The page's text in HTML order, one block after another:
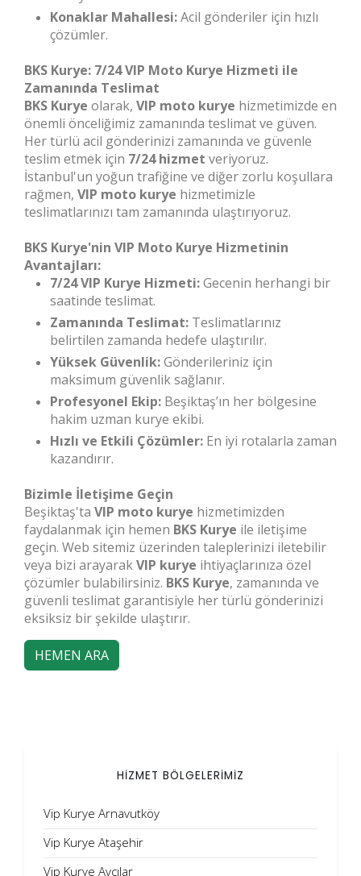
Konaklar Mahallesi:Acil gönderiler için hızlı
çözümler.
BKS Kurye: 7/24 VIP Moto Kurye Hizmeti ile
Zamanında Teslimat
BKS Kurye olarak, VIP moto kurye hizmetimizde en
önemli önceliğimiz zamanında teslimat ve güven.
Her türlü acil gönderinizi zamanında ve güvenle
teslim etmek için 7/24 hizmet veriyoruz.
İstanbul'un yoğun trafiğine ve diğer zorlu koşullara
rağmen, VIP moto kurye hizmetimizle
teslimatlarınızı tam zamanında ulaştırıyoruz.
BKS Kurye'nin VIP Moto Kurye Hizmetinin
Avantajları:
7/24 VIP Kurye Hizmeti:Gecenin herhangi bir
saatinde teslimat.
Zamanında Teslimat: Teslimatlarınız
belirtilen zamanda hedefe ulaştırılır.
Yüksek Güvenlik:Gönderileriniz için
maksimum güvenlik sağlanır.
Profesyonel Ekip: Beşiktaş’ın her bölgesine
hakim uzman kurye ekibi.
Hızlı ve Etkili Çözümler: En iyi rotalarla zaman
kazandırır.
Bizimle İletişime Geçin
Beşiktaş'ta VIP moto kurye hizmetimizden
faydalanmak için hemen BKS Kurye ile iletişime
geçin. Web sitemiz üzerinden taleplerinizi iletebilir
veya bizi arayarakVIP kurye ihtiyaçlarınıza özel
çözümler bulabilirsiniz. BKS Kurye, zamanında ve
güvenli teslimat garantisiyle her türlü gönderinizi
eksiksiz bir şekilde ulaştırır.
HEMEN ARA
HİZMET BÖLGELERİMİZ
Vip Kurye Arnavutköy
Vip Kurye Ataşehir
Vip Kurye Avcılar